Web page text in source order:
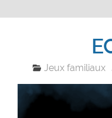
Jeux familiaux